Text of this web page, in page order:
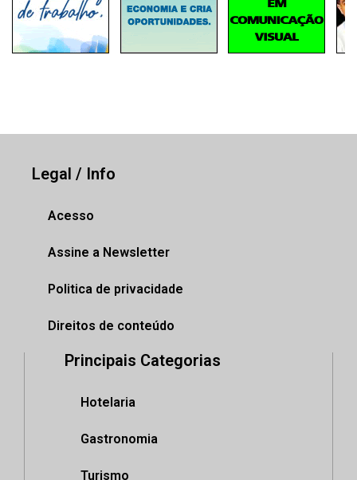
Legal / Info
Acesso
Assine a Newsletter
Politica de privacidade
Direitos de conteúdo
Principais Categorias
Hotelaria
Gastronomia
Turismo